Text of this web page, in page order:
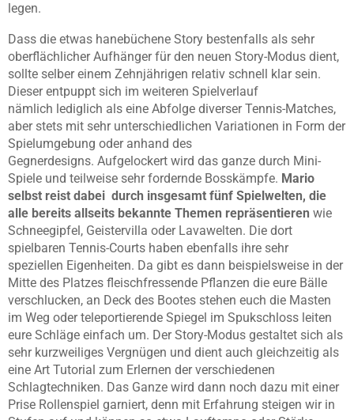
legen.
Dass die etwas hanebüchene Story bestenfalls als sehr
oberflächlicher Aufhänger für den neuen Story-Modus dient,
sollte selber einem Zehnjährigen relativ schnell klar sein.
Dieser entpuppt sich im weiteren Spielverlauf
nämlich lediglich als eine Abfolge diverser Tennis-Matches,
aber stets mit sehr unterschiedlichen Variationen in Form der
Spielumgebung oder anhand des
Gegnerdesigns. Aufgelockert wird das ganze durch Mini-
Spiele und teilweise sehr fordernde Bosskämpfe. Mario
selbst reist dabei durch insgesamt fünf Spielwelten, die
alle bereits allseits bekannte Themen repräsentieren wie
Schneegipfel, Geistervilla oder Lavawelten. Die dort
spielbaren Tennis-Courts haben ebenfalls ihre sehr
speziellen Eigenheiten. Da gibt es dann beispielsweise in der
Mitte des Platzes fleischfressende Pflanzen die eure Bälle
verschlucken, an Deck des Bootes stehen euch die Masten
im Weg oder teleportierende Spiegel im Spukschloss leiten
eure Schläge einfach um. Der Story-Modus gestaltet sich als
sehr kurzweiliges Vergnügen und dient auch gleichzeitig als
eine Art Tutorial zum Erlernen der verschiedenen
Schlagtechniken. Das Ganze wird dann noch dazu mit einer
Prise Rollenspiel garniert, denn mit Erfahrung steigen wir in